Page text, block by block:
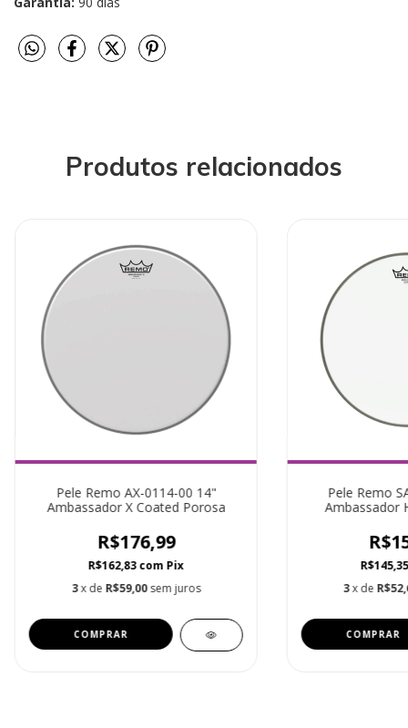
Produtos relacionados
Pele Remo AX-0114-00 14"
Ambassador X Coated Porosa
R$176,99
R$162,83com Pix
3x de R$59,00 sem juros
Pele Remo
Ambassador
3x de